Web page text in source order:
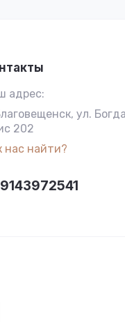
адрес:
ул.
202
нас найти?